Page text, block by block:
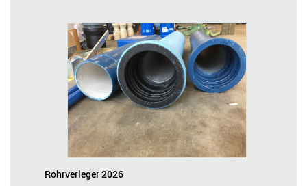
Rohrverleger 2026